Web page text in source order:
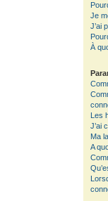
Je
J’ai
À
Les
J’ai
Ma
A